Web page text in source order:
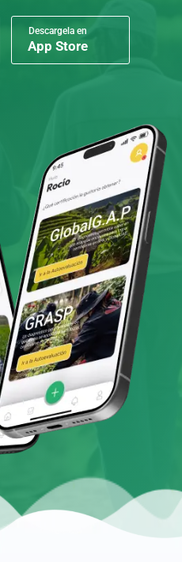
Descargela en
App Store